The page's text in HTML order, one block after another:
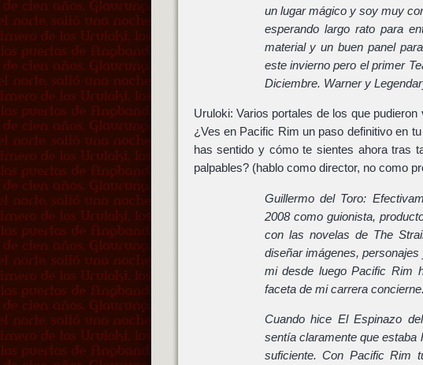
un lugar mágico y soy muy
esperando largo rato para
material y un buen panel
este invierno pero el primer
Diciembre. Warner y
Uruloki: Varios portales de los que
¿Ves en Pacific Rim un paso definitivo en
has sentido y cómo te sientes ahora tras
palpables? (hablo como director, no como
Guillermo del Toro:
2008 como guionista,
con las novelas de The
diseñar imágenes,
mi desde luego Pacific Rim
faceta de mi carrera concierne.
Cuando hice El Espinazo
sentía claramente que estaba
suficiente. Con Pacific Rim